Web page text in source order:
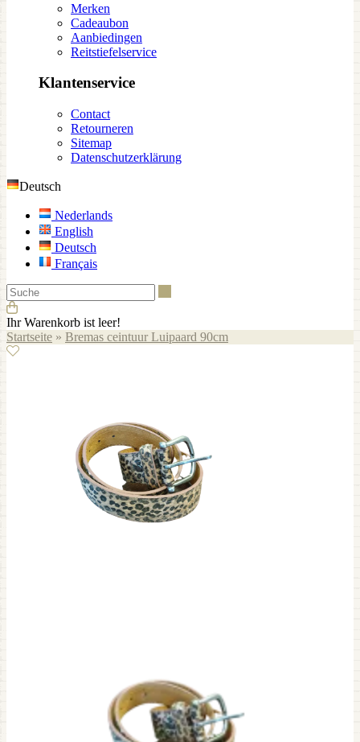
Merken
Cadeaubon
Aanbiedingen
Reitstiefelservice
Klantenservice
Contact
Retourneren
Sitemap
Datenschutzerklärung
Deutsch
Nederlands
English
Deutsch
Français
Ihr Warenkorb ist leer!
Startseite » Bremas ceintuur Luipaard 90cm